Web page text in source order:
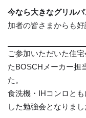
今なら大きなグリル
加者の皆さまからも好
ご参加いただいた住
たBOSCHメーカー担
た。
食洗機・IHコンロと
した勉強会となりまし